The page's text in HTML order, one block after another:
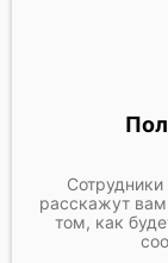
расскажут
том, как